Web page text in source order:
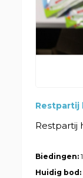
Restpartij
Restpartij
Biedingen: 1
Huidig bod: